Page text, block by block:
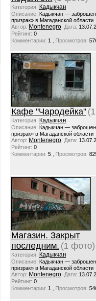
Категория: Кадыкчан
Описание: Кадыкчан —
призрак» в Магаданской области
Автор: Montenegro Дата:
Рейтинг: 0
Комментарии: 1 , Просмотров:
Кафе "Чародейка"
Категория: Кадыкчан
Описание: Кадыкчан —
призрак» в Магаданской области
Автор: Montenegro Дата:
Рейтинг: 0
Комментарии: 5 , Просмотров:
Магазин. Закрыт
последним. (1 фото)
Категория: Кадыкчан
Описание: Кадыкчан —
призрак» в Магаданской области
Автор: Montenegro Дата:
Рейтинг: 0
Комментарии: 1 , Просмотров: